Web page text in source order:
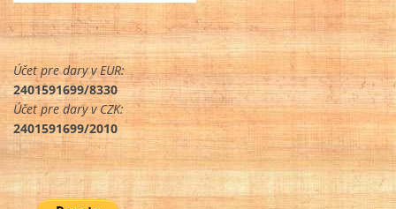
Účet pre dary v EUR:
2401591699/8330
Účet pre dary v CZK:
2401591699/2010